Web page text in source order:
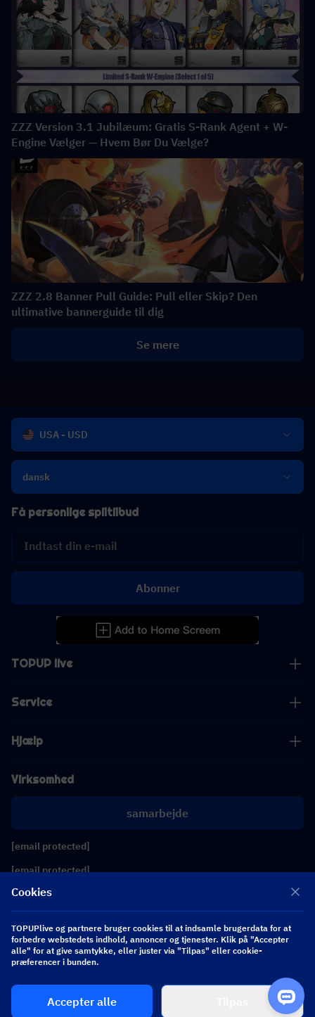
$ 0.00 Køb nu
ZZZ Version 3.1 Jubilæum: Gratis S-Rank Agent + W-
Engine Vælger — Hvem Bør Du Vælge?
ZZZ 2.8 Banner Pull Guide: Pull eller Skip? Den
ultimative bannerguide til dig
Se mere
USA - USD
dansk
TOPUP live
Service
Hjælp
Virksomhed
samarbejde
[email protected]
[email protected]
Få personlige spiltilbud
Abonner
Følg os
Copyright 2026 SEA WHALE TECHNOLOGY PTE.LTD. All Rights Reserved.
Cookies
TOPUPlive og partnere bruger cookies til at indsamle brugerdata for at
forbedre webstedets indhold, annoncer og tjenester. Klik på "Accepter
alle" for at give samtykke, eller juster via "Tilpas" eller cookie-
præferencer i bunden.
Accepter alle